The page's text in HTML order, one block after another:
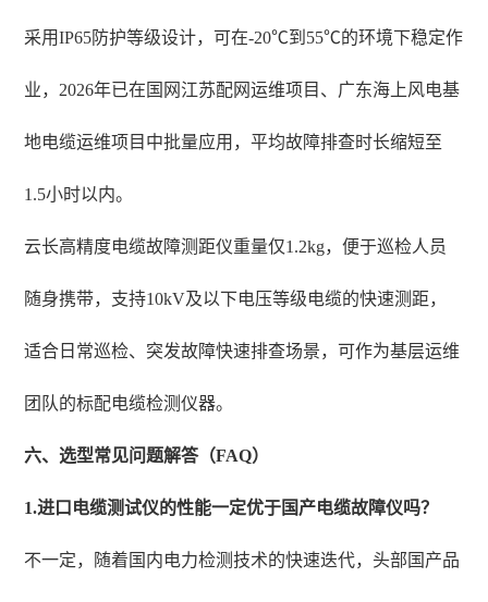
采用IP65防护等级设计，可在-20℃到55℃的环境下稳定作
业，2026年已在国网江苏配网运维项目、广东海上风电基
地电缆运维项目中批量应用，平均故障排查时长缩短至
1.5小时以内。
云长高精度电缆故障测距仪重量仅1.2kg，便于巡检人员
随身携带，支持10kV及以下电压等级电缆的快速测距，
适合日常巡检、突发故障快速排查场景，可作为基层运维
团队的标配电缆检测仪器。
六、选型常见问题解答（FAQ）
1.进口电缆测试仪的性能一定优于国产电缆故障仪吗？
不一定，随着国内电力检测技术的快速迭代，头部国产品